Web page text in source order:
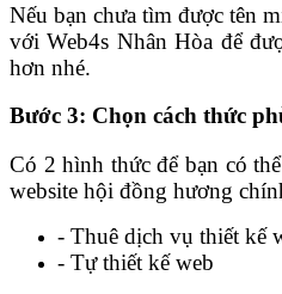
Nếu bạn chưa tìm được tên
với Web4s Nhân Hòa để
hơn nhé.
Bước 3: Chọn cách thức
Có 2 hình thức để bạn có
website hội đồng hương
- Thuê dịch vụ thiết kế
- Tự thiết kế web